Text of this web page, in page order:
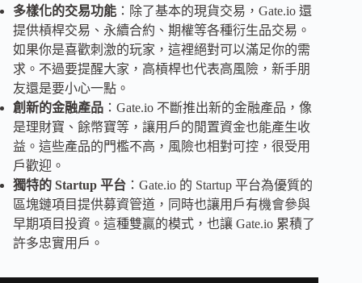
多樣化的交易功能 ：除了基本的現貨交易，Gate.io 還
提供槓桿交易、永續合約、期權等各種衍生品交易。
如果你是喜歡刺激的玩家，這裡絕對可以滿足你的需
求。不過要提醒大家，高槓桿也代表高風險，新手朋
友還是要小心一點。
創新的金融產品 ：Gate.io 不斷推出新的金融產品，像
是理財寶、餘幣寶等，讓用戶的閒置資金也能產生收
益。這些產品的門檻不高，風險也相對可控，很受用
戶歡迎。
獨特的 Startup 平台 ：Gate.io 的 Startup 平台為優質的
區塊鏈項目提供募資管道，同時也讓用戶有機會參與
早期項目投資。這種雙贏的模式，也讓 Gate.io 累積了
許多忠實用戶。